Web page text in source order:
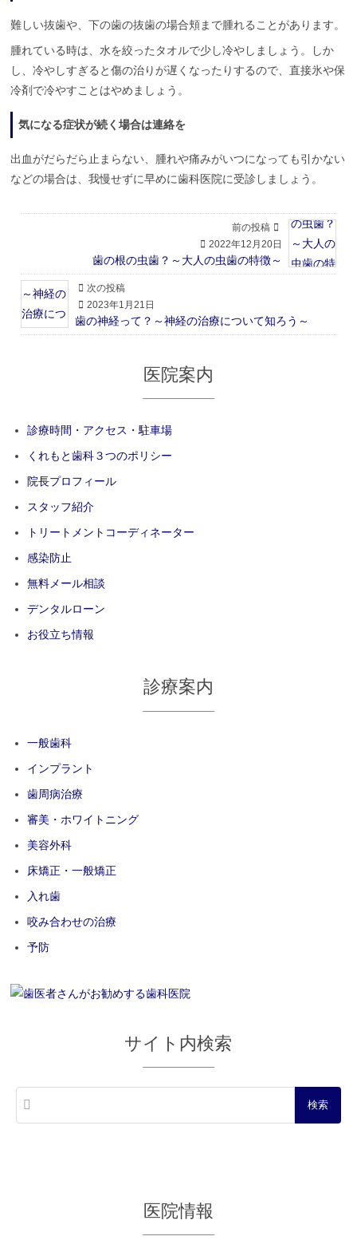
難しい抜歯や、下の歯の抜歯の場合頬まで腫れることがあります。
腫れている時は、水を絞ったタオルで少し冷やしましょう。しか
し、冷やしすぎると傷の治りが遅くなったりするので、直接氷や保
冷剤で冷やすことはやめましょう。
気になる症状が続く場合は連絡を
出血がだらだら止まらない、腫れや痛みがいつになっても引かない
などの場合は、我慢せずに早めに歯科医院に受診しましょう。
前の投稿
2022年12月20日
歯の根の虫歯？～大人の虫歯の特徴～
次の投稿
2023年1月21日
歯の神経って？～神経の治療について知ろう～
医院案内
診療時間・アクセス・駐車場
くれもと歯科３つのポリシー
院長プロフィール
スタッフ紹介
トリートメントコーディネーター
感染防止
無料メール相談
デンタルローン
お役立ち情報
診療案内
一般歯科
インプラント
歯周病治療
審美・ホワイトニング
美容外科
床矯正・一般矯正
入れ歯
咬み合わせの治療
予防
サイト内検索
医院情報